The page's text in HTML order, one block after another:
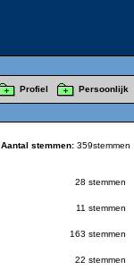
Profiel Persoonlijk
Aantal stemmen: 359stemmen
28 stemmen
11 stemmen
163 stemmen
22 stemmen